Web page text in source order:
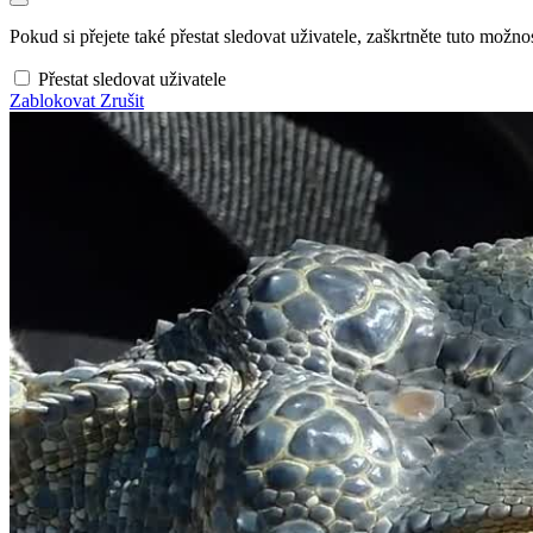
Pokud si přejete také přestat sledovat uživatele, zaškrtněte tuto
Přestat sledovat uživatele
Zablokovat Zrušit